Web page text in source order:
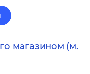
магазином (м.